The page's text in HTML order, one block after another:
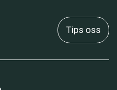
Tips oss